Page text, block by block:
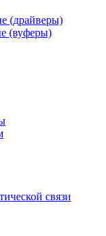
(драйверы)
(вуферы)
связи